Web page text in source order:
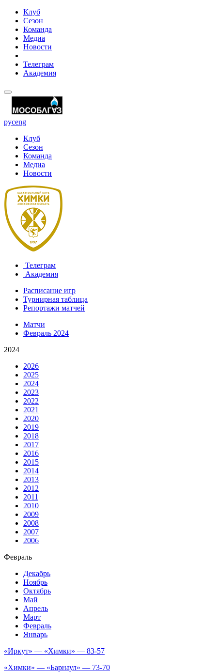
Клуб
Сезон
Команда
Медиа
Новости
Телеграм
Академия
русeng
Клуб
Сезон
Команда
Медиа
Новости
Телеграм
Академия
Расписание игр
Турнирная таблица
Репортажи матчей
Матчи
Февраль 2024
2024
2026
2025
2024
2023
2022
2021
2020
2019
2018
2017
2016
2015
2014
2013
2012
2011
2010
2009
2008
2007
2006
Февраль
Декабрь
Ноябрь
Октябрь
Май
Апрель
Март
Февраль
Январь
«Иркут» — «Химки» — 83-57
«Химки» — «Барнаул» — 73-70